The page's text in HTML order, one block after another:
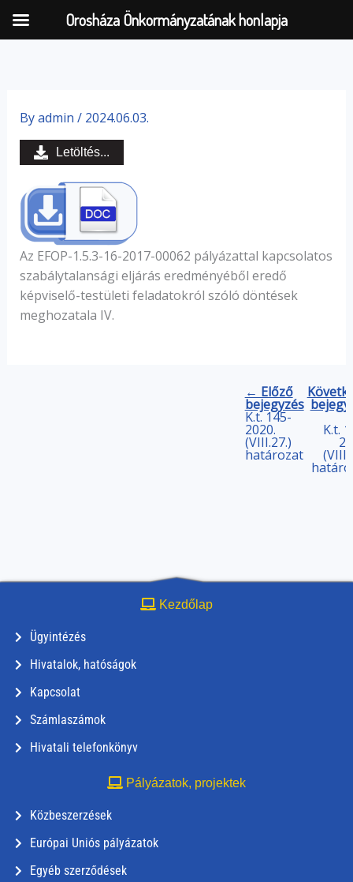
content
Byadmin / 2024.06.03.
Az EFOP-1.5.3-16-2017-00062 pályázattal kapcsolatos
szabálytalansági eljárás eredményéből eredő
képviselő-testületi feladatokról szóló döntések
meghozatala IV.
Letöltés...
← Előző
bejegyzés
K.t. 145-
2020.
(VIII.27.)
határozat
K.t.
Kezdőlap
Ügyintézés
Hivatalok, hatóságok
Kapcsolat
Számlaszámok
Hivatali telefonkönyv
Pályázatok, projektek
Közbeszerzések
Európai Uniós pályázatok
Egyéb szerződések
Orosháza Önkormányzatának honlapja